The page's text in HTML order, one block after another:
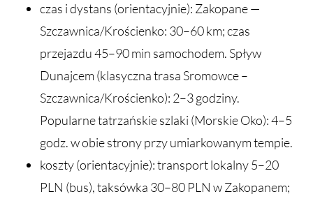
czas i dystans (orientacyjnie): Zakopane —
Szczawnica/Krościenko: 30–60 km; czas
przejazdu 45–90 min samochodem. Spływ
Dunajcem (klasyczna trasa Sromowce –
Szczawnica/Krościenko): 2–3 godziny.
Popularne tatrzańskie szlaki (Morskie Oko): 4–5
godz. w obie strony przy umiarkowanym tempie.
koszty (orientacyjnie): transport lokalny 5–20
PLN (bus), taksówka 30–80 PLN w Zakopanem;